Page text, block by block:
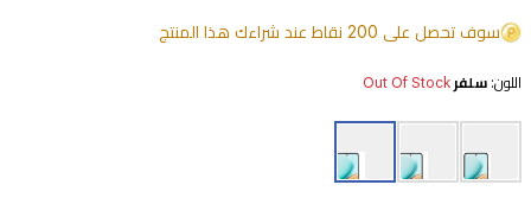
العصري
بشاشة
سوف تحصل على 200 نقاط عند شراءك هذا المنتج
اللون: سلفر Out Of Stock